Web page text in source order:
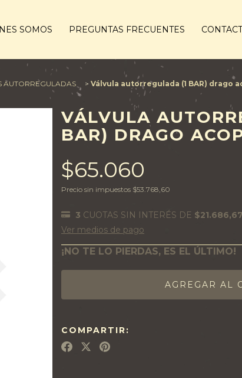
SOMOS PREGUNTAS FRECUENTES
AUTORREGULADAS > Válvula autorregulada (1 BAR) drago
VÁLVULA
BAR) DRAGO
$65.060
Precio sin impuestos $53.768,60
3 CUOTAS SIN INTERÉS DE $21.686,67
Ver medios de pago
¡NO TE LO PIERDAS, ES EL ÚLTIMO!
COMPARTIR: